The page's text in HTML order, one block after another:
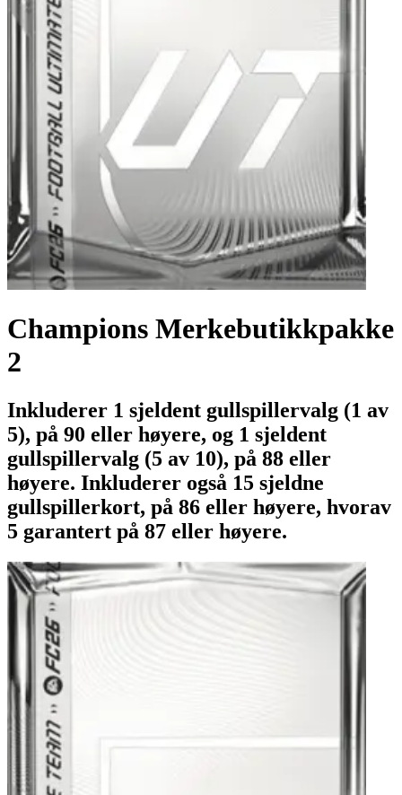
Champions Merkebutikkpakke
2
Inkluderer 1 sjeldent gullspillervalg (1 av
5), på 90 eller høyere, og 1 sjeldent
gullspillervalg (5 av 10), på 88 eller
høyere. Inkluderer også 15 sjeldne
gullspillerkort, på 86 eller høyere, hvorav
5 garantert på 87 eller høyere.